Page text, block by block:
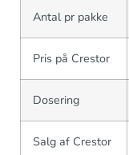
Antal pr pakke
Pris på Crestor
Dosering
Salg af Crestor